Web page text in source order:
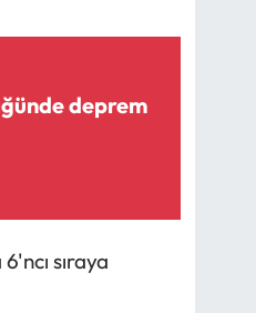
deprem
sıraya